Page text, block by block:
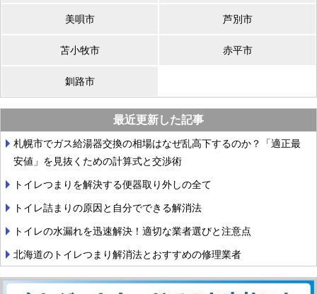
美唄市 芦別市
苫小牧市 赤平市
釧路市
最近更新した記事
札幌市でガス給湯器交換の相場はなぜ乱高下するのか？「適正最
安値」を見抜くための計算式と交渉術
トイレつまりを解決する便器取り外しの全て
トイレ詰まりの原因と自分でできる解消法
トイレの水漏れを迅速解決！適切な業者選びと注意点
北海道のトイレつまり解消法とおすすめの修理業者